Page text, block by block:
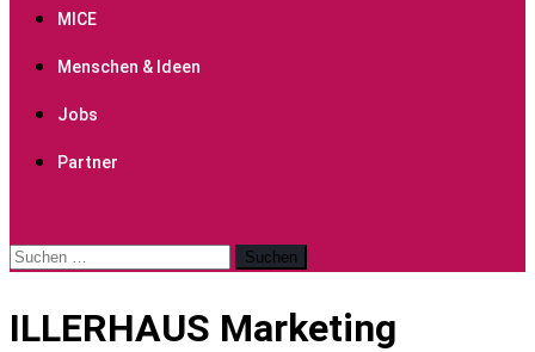
MICE
Menschen & Ideen
Jobs
Partner
Suchen
ILLERHAUS Marketing